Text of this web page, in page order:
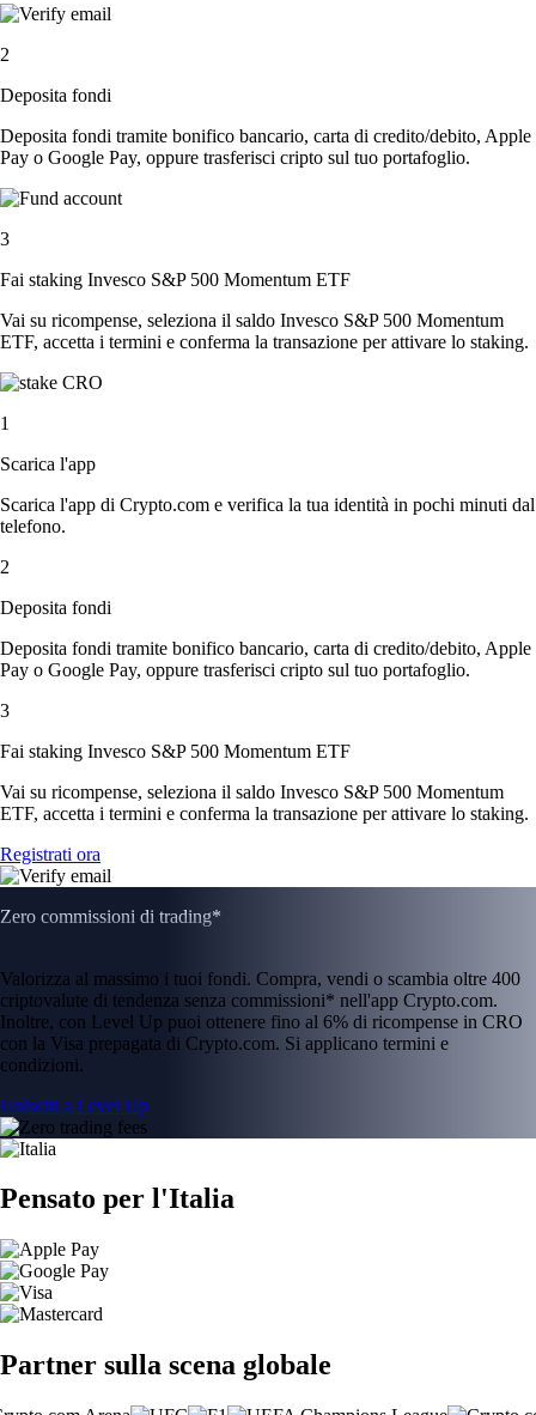
2
Deposita fondi
Deposita fondi tramite bonifico bancario, carta di credito/debito, Apple
Pay o Google Pay, oppure trasferisci cripto sul tuo portafoglio.
3
Fai staking Invesco S&P 500 Momentum ETF
Vai su ricompense, seleziona il saldo Invesco S&P 500 Momentum
ETF, accetta i termini e conferma la transazione per attivare lo staking.
1
Scarica l'app
Scarica l'app di Crypto.com e verifica la tua identità in pochi minuti dal
telefono.
2
Deposita fondi
Deposita fondi tramite bonifico bancario, carta di credito/debito, Apple
Pay o Google Pay, oppure trasferisci cripto sul tuo portafoglio.
3
Fai staking Invesco S&P 500 Momentum ETF
Vai su ricompense, seleziona il saldo Invesco S&P 500 Momentum
ETF, accetta i termini e conferma la transazione per attivare lo staking.
Registrati ora
Zero commissioni di trading*
Valorizza al massimo i tuoi fondi. Compra, vendi o scambia oltre 400
criptovalute di tendenza senza commissioni* nell'app Crypto.com.
Inoltre, con Level Up puoi ottenere fino al 6% di ricompense in CRO
con la Visa prepagata di Crypto.com. Si applicano termini e
condizioni.
Unisciti a Level Up
Pensato per l'Italia
Partner sulla scena globale